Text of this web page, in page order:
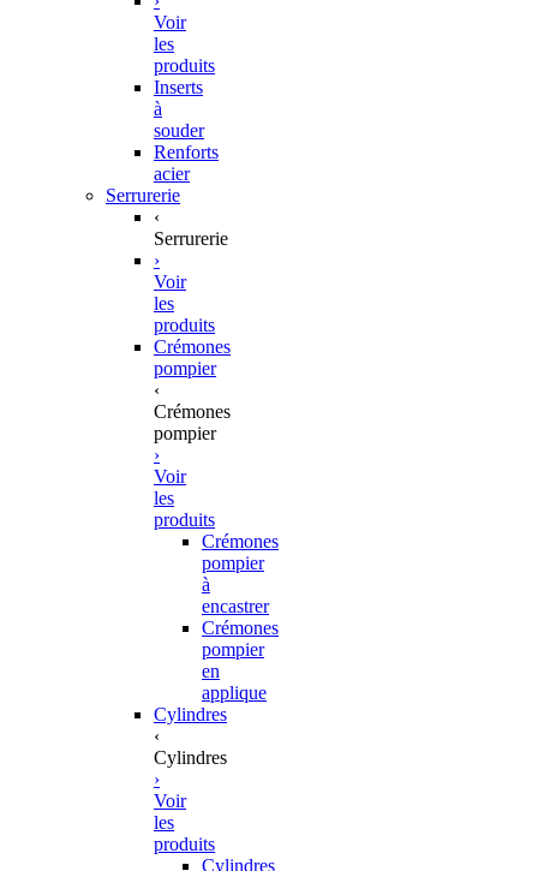
Voir
les
produits
Inserts
à
souder
Renforts
acier
Serrurerie
‹
Serrurerie
›
Voir
les
produits
Crémones
pompier
‹
Crémones
pompier
›
Voir
les
produits
Crémones
pompier
à
encastrer
Crémones
pompier
en
applique
Cylindres
‹
Cylindres
›
Voir
les
produits
Cylindres